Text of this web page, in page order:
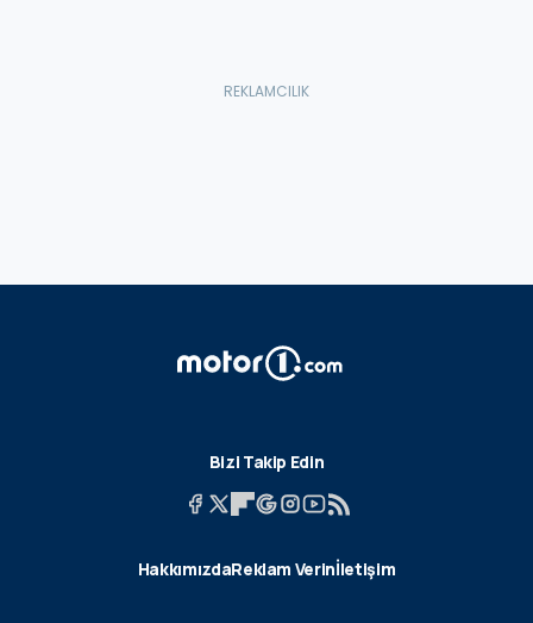
Bizi Takip Edin
HakkımızdaReklam Verinİletişim